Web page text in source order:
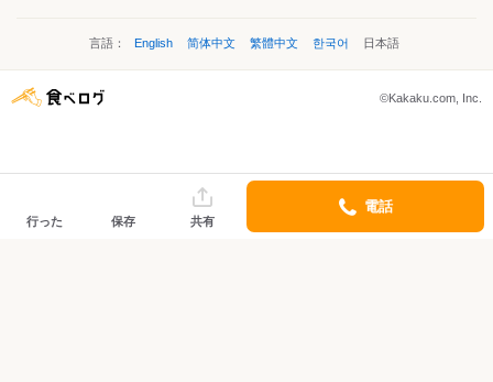
言語： English 简体中文 繁體中文 한국어 日本語
©Kakaku.com, Inc.
行った 保存 共有
電話